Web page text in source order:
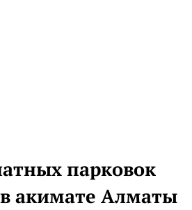
парковок
в акимате Алматы